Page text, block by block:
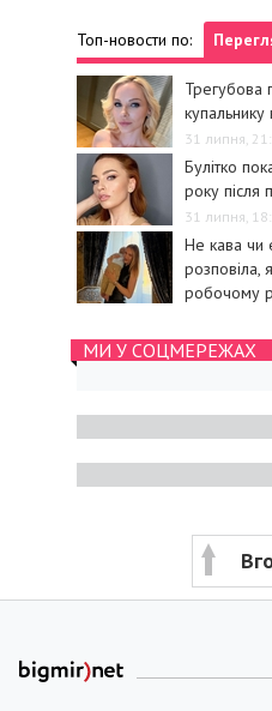
Топ-новости по:
Трегубова
купальнику
31 липня,
Булітко
року після
31 липня,
Не кава чи
розповіла,
робочому
МИ У СОЦМЕРЕЖАХ